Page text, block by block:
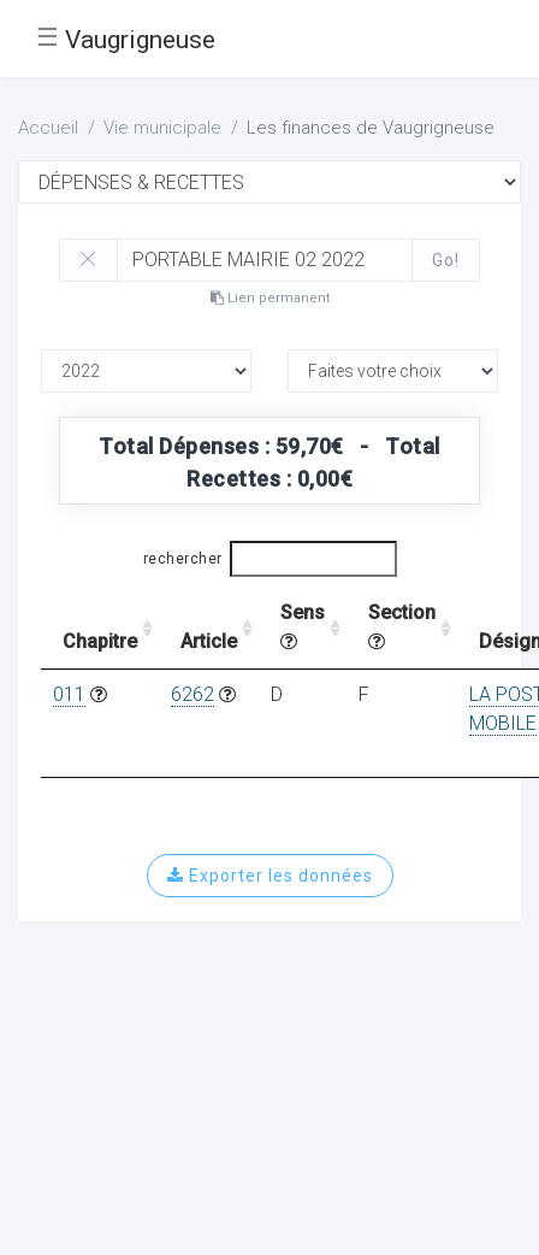
☰ Vaugrigneuse
Accueil Vie municipale Les finances de Vaugrigneuse
Go!
Lien permanent
Total Dépenses : 59,70€ - Total
Recettes : 0,00€
rechercher
Chapitre Article
Sens
Section
011 6262 D F
LA
MOBILE
Exporter les données